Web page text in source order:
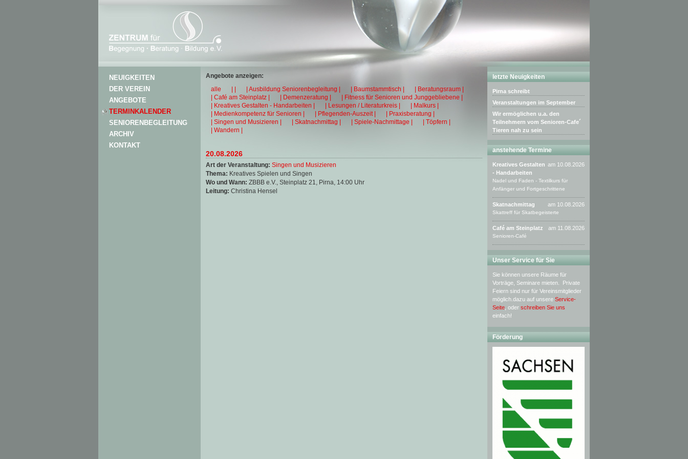
NEUIGKEITEN
DER VEREIN
ANGEBOTE
TERMINKALENDER
SENIORENBEGLEITUNG
ARCHIV
KONTAKT
Angebote anzeigen:
alle
| | | Ausbildung Seniorenbegleitung | | Baumstammtisch |
| Beratungsraum |
| Café am Steinplatz |
| Demenzeratung |
| Fitness für Senioren und Junggebliebene |
| Kreatives Gestalten - Handarbeiten |
| Lesungen / Literaturkreis |
| Malkurs |
| Medienkompetenz für Senioren |
| Pflegenden-Auszeit |
| Praxisberatung |
| Singen und Musizieren |
| Skatnachmittag | | Spiele-Nachmittage |
| Töpfern |
| Wandern |
20.08.2026
Art der Veranstaltung: Singen und Musizieren
Thema: Kreatives Spielen und Singen
Wo und Wann: ZBBB e.V., Steinplatz 21, Pirna, 14:00 Uhr
Leitung: Christina Hensel
letzte Neuigkeiten
Pirna schreibt
Veranstaltungen im September
Wir ermöglichen u.a. den
Teilnehmern vom Senioren-Cafe´
Tieren nah zu sein
anstehende Termine
am 10.08.2026
Kreatives Gestalten
- Handarbeiten
Nadel und Faden - Textilkurs für
Anfänger und Fortgeschrittene
am 10.08.2026
Skatnachmittag
Skattreff für Skatbegeisterte
am 11.08.2026
Café am Steinplatz
Senioren-Café
Unser Service für Sie
Sie können unsere Räume für
Vorträge, Seminare mieten. Private
Feiern sind nur für Vereinsmitglieder
möglich.dazu auf unsere Service-
Seite , oder schreiben Sie uns
einfach!
Förderung